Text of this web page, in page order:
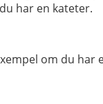
har en kateter.
om du har